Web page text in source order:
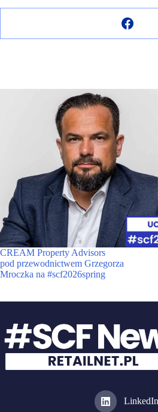
CREAM Property Advisors
pod przewodnictwem Grzegorza
Mroczka na #scf2026spring
LinkedIn